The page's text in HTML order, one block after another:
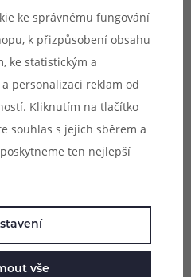
slavných světových
času a zkušenostmi
Juice. Unikátní, neotřelé,
příchutě Brutal nabídnou
se o příchutě typu shake &
po dolití báze ihned, bez
ze série Brutal prochází
pro uvedení na trh. Jsou
chuti. Příchutě Brutal S&V
Chubby Gorilla lahvičce, ve
smíchání s bází.
ke správnému fungování
k přizpůsobení obsahu
ke statistickým a
personalizaci reklam od
Kliknutím na tlačítko
souhlas s jejich sběrem a
ten nejlepší
vše